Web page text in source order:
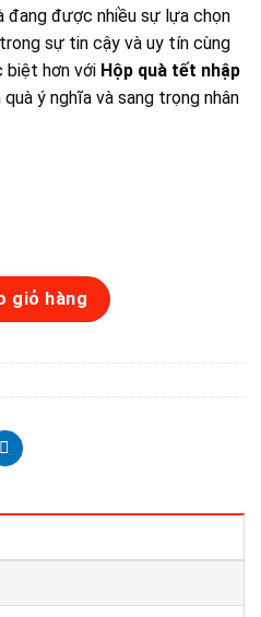
đang được nhiều sự lựa chọn
sự tin cậy và uy tín cùng
hơn với Hộp quà tết nhập
quà ý nghĩa và sang trọng nhân
Quý 27 số lượng
giỏ hàng